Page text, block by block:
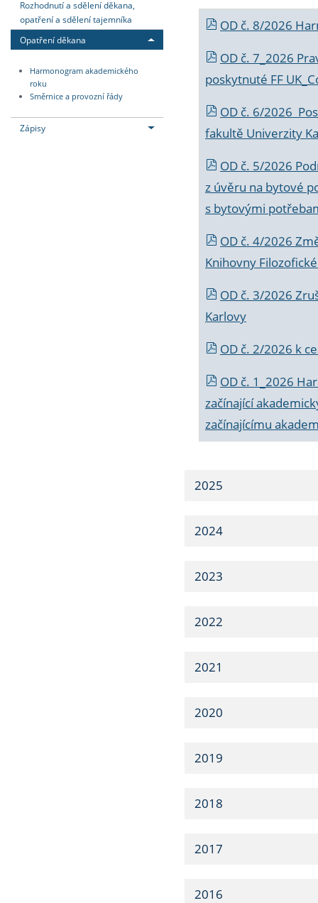
Rozhodnutí a sdělení děkana,
opatření a sdělení tajemníka
Opatření děkana
Harmonogram akademického
roku
Směrnice a provozní řády
Zápisy
OD č. 8/2026
OD č. 7_2026
poskytnuté FF
OD č. 6/2026
fakultě Univerzity
OD č. 5/2026
z úvěru na bytové
s bytovými
OD č. 4/2026
Knihovny
OD č. 3/2026
Karlovy
OD č. 2/2026 k
OD č. 1_2026
začínající
začínajícímu
2025
2024
2023
2022
2021
2020
2019
2018
2017
2016